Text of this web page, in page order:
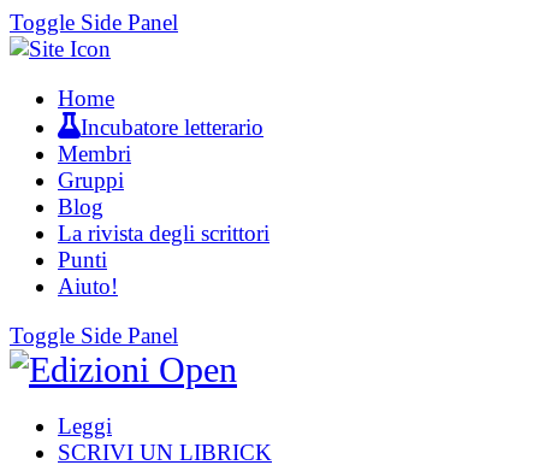
Toggle Side Panel
Home
Incubatore letterario
Membri
Gruppi
Blog
La rivista degli scrittori
Punti
Aiuto!
Toggle Side Panel
Leggi
SCRIVI UN LIBRICK